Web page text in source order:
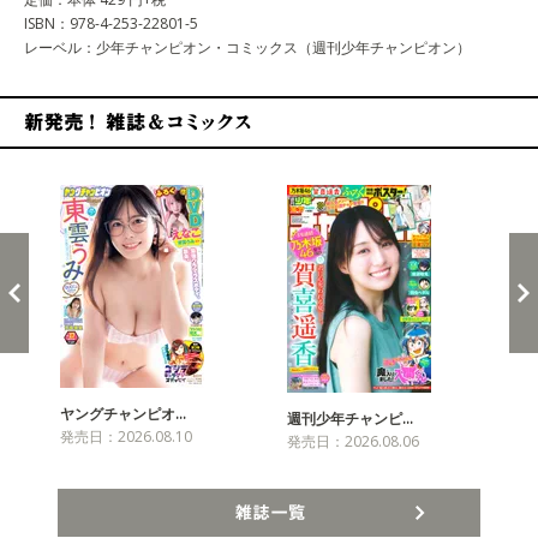
ISBN：978-4-253-22801-5
レーベル：少年チャンピオン・コミックス（週刊少年チャンピオン）
ヤングチャンピオ…
発売日：2026.08.10
週刊少年チャンピ…
発売日：2026.08.06